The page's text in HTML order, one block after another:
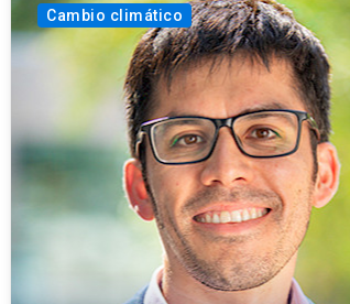
Cambio climático